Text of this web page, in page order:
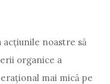
acțiunile noastre să
organice a
mai mică pe